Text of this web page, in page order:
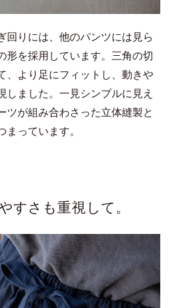
回りには、他のパンツには見ら
形を採用しています。三角の切
、より足にフィットし、動きや
しました。一見シンプルに見え
ツが組み合わさった立体縫製と
まっています。
すさも重視して。